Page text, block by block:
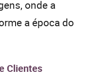
onde a
a época do
Clientes